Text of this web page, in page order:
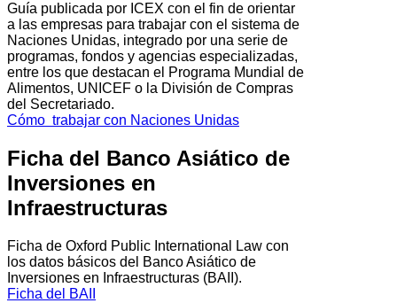
Guía publicada por ICEX con el fin de orientar
a las empresas para trabajar con el sistema de
Naciones Unidas, integrado por una serie de
programas, fondos y agencias especializadas,
entre los que destacan el Programa Mundial de
Alimentos, UNICEF o la División de Compras
del Secretariado.
Cómo trabajar con Naciones Unidas
Ficha del Banco Asiático de
Inversiones en
Infraestructuras
Ficha de Oxford Public International Law con
los datos básicos del Banco Asiático de
Inversiones en Infraestructuras (BAII).
Ficha del BAII